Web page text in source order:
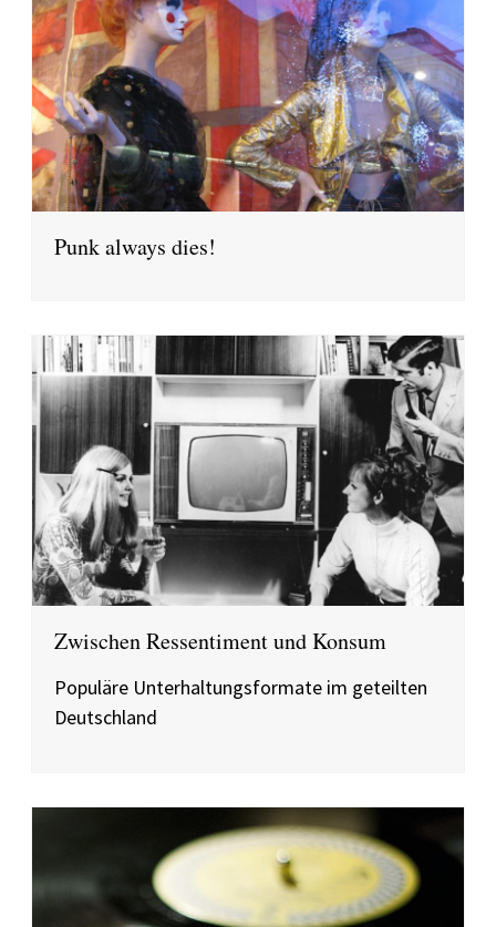
Punk always dies!
Zwischen Ressentiment und Konsum
Populäre Unterhaltungsformate im geteilten
Deutschland